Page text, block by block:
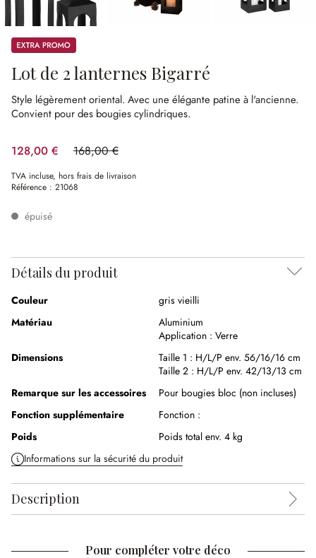
Promos
Lot de 2 lanternes Bigarré
Style légèrement oriental. Avec une élégante patine à l'ancienne.
Convient pour des bougies cylindriques.
128,00 € 168,00 €
(23.81%spared)
TVA incluse, hors frais de livraison
Référence : 21068
épuisé
Détails du produit
Couleur
gris vieilli
Matériau
Aluminium
Application : Verre
Dimensions
Taille 1 : H/L/P env. 56/16/16 cm
Taille 2 : H/L/P env. 42/13/13 cm
Remarque sur les accessoires
Pour bougies bloc (non incluses)
Fonction supplémentaire
Fonction :
Poids
Poids total env. 4 kg
Informations sur la sécurité du produit
Description
Pour compléter votre déco